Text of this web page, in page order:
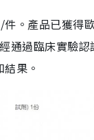
。產品已獲得
過臨床實驗
果。